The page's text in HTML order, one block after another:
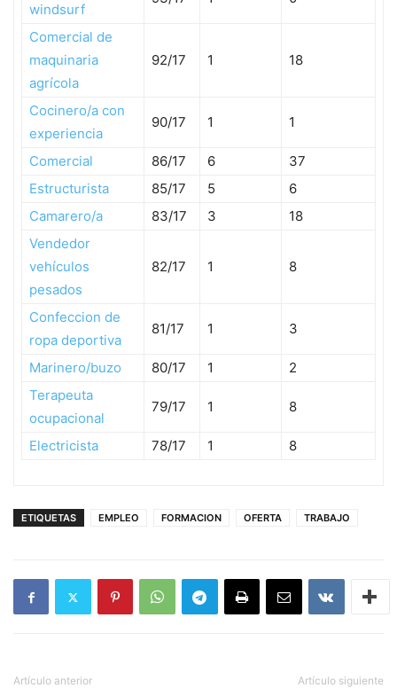
windsurf
Comercial de
maquinaria
agrícola
92/17 1 18
Cocinero/a con
experiencia
90/17 1 1
Comercial 86/17 6
37
Estructurista
85/17 5
6
Camarero/a
83/17 3
18
Vendedor
vehículos
pesados
82/17 1 8
Confeccion de
ropa deportiva
81/17 1 3
Marinero/buzo 80/17 1
2
Terapeuta
ocupacional
79/17 1 8
Electricista 78/17 1 8
ETIQUETAS EMPLEO FORMACION OFERTA TRABAJO
Artículo anterior Artículo siguiente